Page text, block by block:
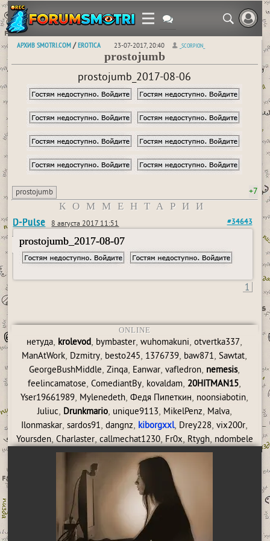
АРХИВ SMOTRI.COM /EROTICA 23-07-2017, 20:40 _SCORPION_
prostojumb
prostojumb_2017-08-06
prostojumb +7
КОММЕНТАРИИ
D-Pulse 8 августа 2017 11:51 #34643
prostojumb_2017-08-07
1
ONLINE
нетуда, krolevod, bymbaster,wuhomakuni,otvertka337,
ManAtWork, Dzmitry, besto245, 1376739, baw871,Sawtat,
GeorgeBushMiddle,Zinqa, Eanwar,vafledron, nemesis,
feelincamatose,ComediantBy, kovaldam, 20HITMAN15,
Yser19661989, Mylenedeth,Федя Пипеткин, noonsiabotin,
Juliuc, Drunkmario, unique9113, MikelPenz, Malva,
Ilonmaskar,sardos91,dangnz, kiborgxxl, Drey228,vix200r,
Yoursden, Charlaster, callmechat1230, Fr0x, Rtygh, ndombele